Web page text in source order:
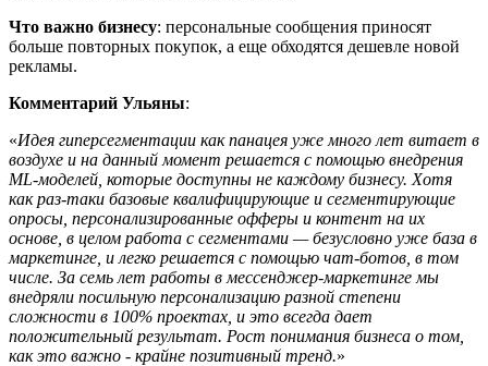
Что важно бизнесу: персональные сообщения приносят
больше повторных покупок, а еще обходятся дешевле новой
рекламы.
Комментарий Ульяны:
Идея гиперсегментации как панацея уже много лет витает в
воздухе и на данный момент решается с помощью внедрения
ML-моделей, которые доступны не каждому бизнесу. Хотя
как раз-таки базовые квалифицирующие и сегментирующие
опросы, персонализированные офферы и контент на их
основе, в целом работа с сегментами — безусловно уже база в
маркетинге, и легко решается с помощью чат-ботов, в том
числе. За семь лет работы в мессенджер-маркетинге мы
внедряли посильную персонализацию разной степени
сложности в 100% проектах, и это всегда дает
положительный результат. Рост понимания бизнеса о том,
как это важно - крайне позитивный тренд.